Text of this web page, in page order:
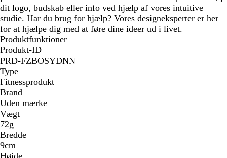
u
r
e
b
l
å
dit logo, budskab eller info ved hjælp af vores intuitive
studie. Har du brug for hjælp? Vores designeksperter er her
for at hjælpe dig med at føre dine ideer ud i livet.
Produktfunktioner
Produkt-ID
PRD-FZBOSYDNN
Type
Fitnessprodukt
Brand
Uden mærke
Vægt
72g
Bredde
9cm